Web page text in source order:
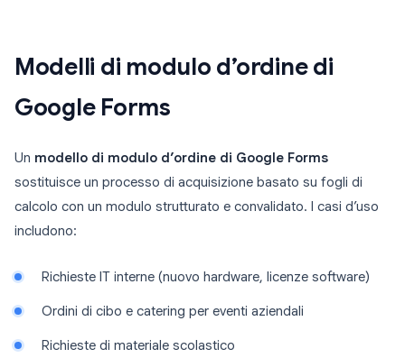
Modelli di modulo d’ordine di
Google Forms
Un modello di modulo d’ordine di Google Forms
sostituisce un processo di acquisizione basato su fogli di
calcolo con un modulo strutturato e convalidato. I casi d’uso
includono:
Richieste IT interne (nuovo hardware, licenze software)
Ordini di cibo e catering per eventi aziendali
Richieste di materiale scolastico